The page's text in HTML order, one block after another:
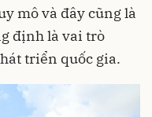
mô và đây cũng là
định là vai trò
triển quốc gia.